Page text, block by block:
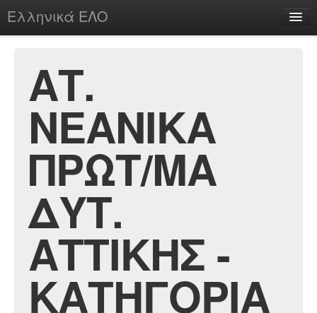
Ελληνικά ΕΛΟ
chesstu.be @ discord
Login
ΑΤ.
ΝΕΑΝΙΚΑ
ΠΡΩΤ/ΜΑ
ΔΥΤ.
ΑΤΤΙΚΗΣ -
ΚΑΤΗΓΟΡΙΑ